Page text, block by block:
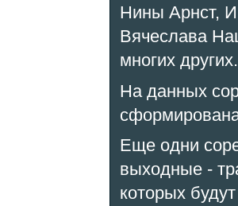
Нины Арнст,
Вячеслава
многих других.
На данных
Еще одни
выходные -
которых